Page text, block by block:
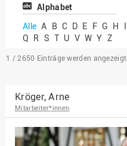
Center for International
Chancengerechtigkeit
eLearning Competence
Fakultät
Agrarwissenschaften und
Landschaftsarchitektur
Alphabet
Alle A B C D E F G H I
Q R S T U V W Y Z
1 / 2650 Einträge werden angezeigt
Kröger, Arne
Mitarbeiter*innen